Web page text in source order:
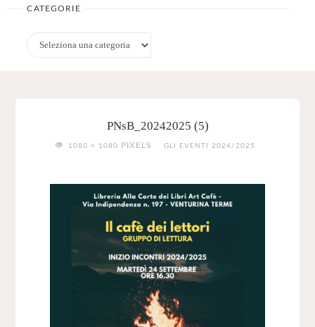
CATEGORIE
Categorie
PNsB_20242025 (5)
FULL1080 × 1080 PIXELS GLI EVENTI 2024/2025